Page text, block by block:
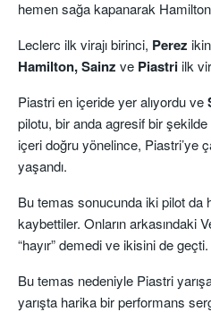
hemen sağa kapanarak
Leclerc ilk virajı birinci, Perez
Hamilton, Sainz ve Piastriilk
Piastri en içeride yer alıyordu ve
pilotu, bir anda agresif bir
içeri doğru yönelince, Piastri’ye
yaşandı.
Bu temas sonucunda iki pilot da
kaybettiler. Onların arkasındaki
“hayır” demedi ve ikisini de geçti.
Bu temas nedeniyle Piastri
yarışta harika bir performans